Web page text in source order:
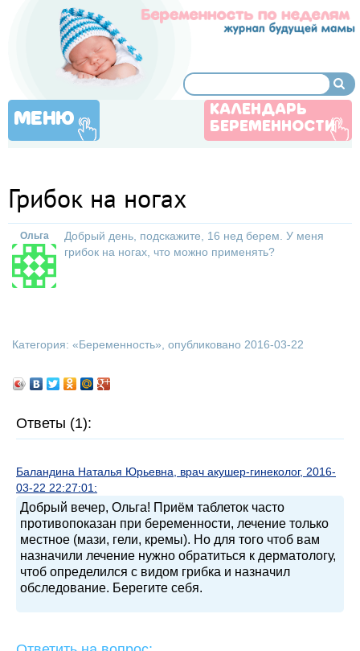
МЕНЮ
КАЛЕНДАРЬ
БЕРЕМЕННОСТИ
Грибок на ногах
Ольга
Добрый день, подскажите, 16 нед берем. У меня
грибок на ногах, что можно применять?
Категория: «Беременность», опубликовано 2016-03-22
Ответы (1):
Баландина Наталья Юрьевна, врач акушер-гинеколог, 2016-
03-22 22:27:01:
Добрый вечер, Ольга! Приём таблеток часто
противопоказан при беременности, лечение только
местное (мази, гели, кремы). Но для того чтоб вам
назначили лечение нужно обратиться к дерматологу,
чтоб определился с видом грибка и назначил
обследование. Берегите себя.